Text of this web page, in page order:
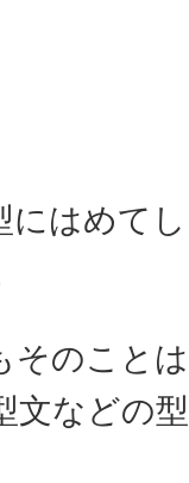
はめて
のこと
文などの